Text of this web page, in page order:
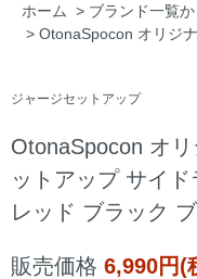
ホーム
> ブランド一覧
> OtonaSpocon オリジ
ジャージセットアップ
OtonaSpocon オ
ットアップ サイ
レッド ブラック
販売価格 6,990円(